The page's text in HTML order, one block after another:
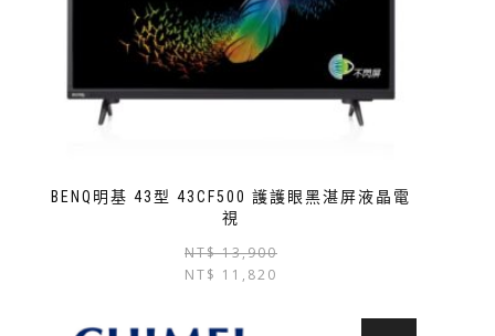
BENQ明基 43型 43CF500 護護眼黑湛屏液晶電
視
NT$13,900
NT$ 11,820